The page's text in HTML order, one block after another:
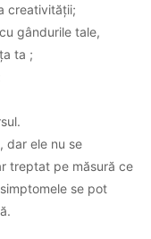
creativității;
gândurile tale,
ta ;
dar ele nu se
treptat pe măsură ce
se pot